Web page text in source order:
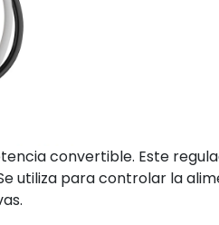
convertible. Este
utiliza para controlar la